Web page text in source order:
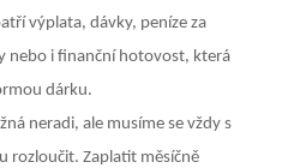
výplata, dávky, peníze za
nebo i finanční hotovost, která
dárku.
neradi, ale musíme se vždy s
rozloučit. Zaplatit měsíčně